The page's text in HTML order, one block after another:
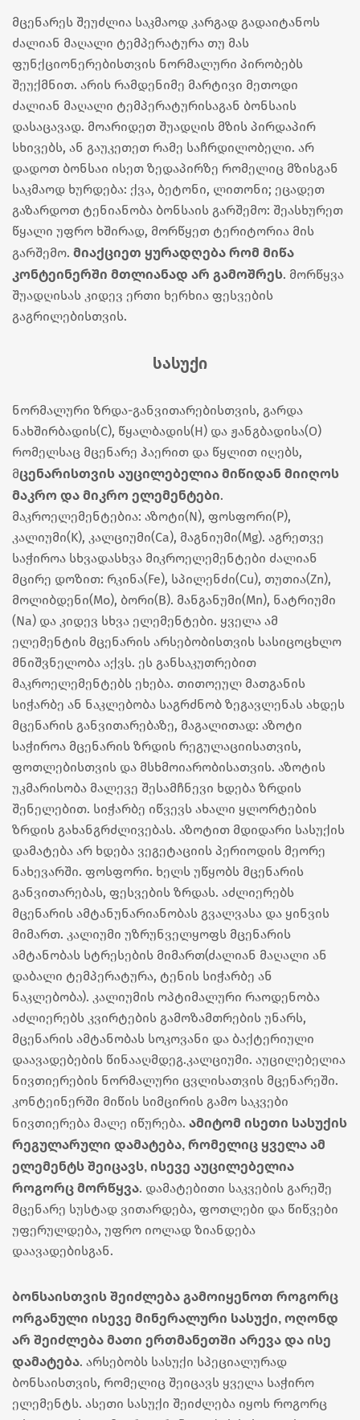
მცენარეს შეუძლია საკმაოდ კარგად გადაიტანოს
ძალიან მაღალი ტემპერატურა თუ მას
ფუნქციონერებისთვის ნორმალური პირობებს
შეუქმნით. არის რამდენიმე მარტივი მეთოდი
ძალიან მაღალი ტემპერატურისაგან ბონსაის
დასაცავად. მოარიდეთ შუადღის მზის პირდაპირ
სხივებს, ან გაუკეთეთ რამე საჩრდილობელი. არ
დადოთ ბონსაი ისეთ ზედაპირზე რომელიც მზისგან
საკმაოდ ხურდება: ქვა, ბეტონი, ლითონი; ეცადეთ
გაზარდოთ ტენიანობა ბონსაის გარშემო: შეასხურეთ
წყალი უფრო ხშირად, მორწყეთ ტერიტორია მის
გარშემო. მიაქციეთ ყურადღება რომ მიწა
კონტეინერში მთლიანად არ გამოშრეს. მორწყვა
შუადღისას კიდევ ერთი ხერხია ფესვების
გაგრილებისთვის.
სასუქი
ნორმალური ზრდა-განვითარებისთვის, გარდა
ნახშირბადის(C), წყალბადის(Н) და ჟანგბადისა(O)
რომელსაც მცენარე ჰაერით და წყლით იღებს,
მცენარისთვის აუცილებელია მიწიდან მიიღოს
მაკრო და მიკრო ელემენტები.
მაკროელემენტებია: აზოტი(N), ფოსფორი(P),
კალიუმი(K), კალციუმი(Ca), მაგნიუმი(Mg). აგრეთვე
საჭიროა სხვადასხვა მიკროელემენტები ძალიან
მცირე დოზით: რკინა(Fe), სპილენძი(Cu), თუთია(Zn),
მოლიბდენი(Mo), ბორი(B). მანგანუმი(Mn), ნატრიუმი
(Na) და კიდევ სხვა ელემენტები. ყველა ამ
ელემენტის მცენარის არსებობისთვის სასიცოცხლო
მნიშვნელობა აქვს. ეს განსაკუთრებით
მაკროელემენტებს ეხება. თითოეულ მათგანის
სიჭარბე ან ნაკლებობა საგრძნობ ზეგავლენას ახდეს
მცენარის განვითარებაზე, მაგალითად: აზოტი
საჭიროა მცენარის ზრდის რეგულაციისათვის,
ფოთლებისთვის და მსხმოიარობისათვის. აზოტის
უკმარისობა მალევე შესამჩნევი ხდება ზრდის
შენელებით. სიჭარბე იწვევს ახალი ყლორტების
ზრდის გახანგრძლივებას. აზოტით მდიდარი სასუქის
დამატება არ ხდება ვეგეტაციის პერიოდის მეორე
ნახევარში. ფოსფორი. ხელს უწყობს მცენარის
განვითარებას, ფესვების ზრდას. აძლიერებს
მცენარის ამტანუნარიანობას გვალვასა და ყინვის
მიმართ. კალიუმი უზრუნველყოფს მცენარის
ამტანობას სტრესების მიმართ(ძალიან მაღალი ან
დაბალი ტემპერატურა, ტენის სიჭარბე ან
ნაკლებობა). კალიუმის ოპტიმალური რაოდენობა
აძლიერებს კვირტების გამოზამთრების უნარს,
მცენარის ამტანობას სოკოვანი და ბაქტერიული
დაავადებების წინააღმდეგ.კალციუმი. აუცილებელია
ნივთიერების ნორმალური ცვლისათვის მცენარეში.
კონტეინერში მიწის სიმცირის გამო საკვები
ნივთიერება მალე იწურება. ამიტომ ისეთი სასუქის
რეგულარული დამატება, რომელიც ყველა ამ
ელემენტს შეიცავს, ისევე აუცილებელია
როგორც მორწყვა. დამატებითი საკვების გარეშე
მცენარე სუსტად ვითარდება, ფოთლები და წიწვები
უფერულდება, უფრო იოლად ზიანდება
დაავადებისგან.
ბონსაისთვის შეიძლება გამოიყენოთ როგორც
ორგანული ისევე მინერალური სასუქი, ოღონდ
არ შეიძლება მათი ერთმანეთში არევა და ისე
დამატება. არსებობს სასუქი სპეციალურად
ბონსაისთვის, რომელიც შეიცავს ყველა საჭირო
ელემენტს. ასეთი სასუქი შეიძლება იყოს როგორც